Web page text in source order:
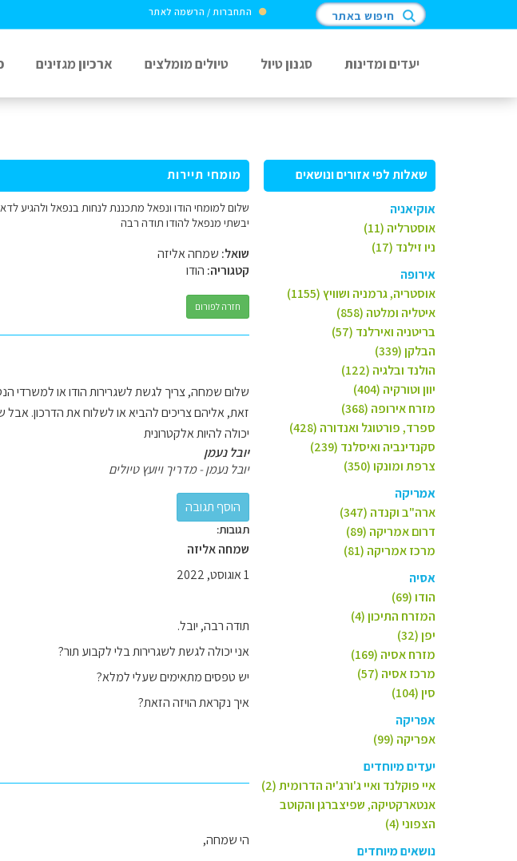
התחברות / הרשמה לאתר חיפוש באתר
יעדים ומדינות סגנון טיול טיולים מומלצים ארכיון מגזינים
שאלות לפי אזורים ונושאים
אוקיאניה
אוסטרליה (11)
ניו זילנד (17)
אירופה
אוסטריה, גרמניה ושוויץ (1155)
איטליה ומלטה (858)
בריטניה ואירלנד (57)
הבלקן (339)
הולנד ובלגיה (122)
יוון וטורקיה (404)
מזרח אירופה (368)
ספרד, פורטוגל ואנדורה (428)
סקנדינביה ואיסלנד (239)
צרפת ומונקו (350)
אמריקה
ארה"ב וקנדה (347)
דרום אמריקה (89)
מרכז אמריקה (81)
אסיה
הודו (69)
המזרח התיכון (4)
יפן (32)
מזרח אסיה (169)
מרכז אסיה (57)
סין (104)
אפריקה
אפריקה (99)
יעדים מיוחדים
איי פוקלנד ואיי ג'ורג'יה הדרומית (2)
אנטארקטיקה, שפיצברגן והקוטב
הצפוני (4)
נושאים מיוחדים
מומחי תיירות
יבשתי מנפאל להודו תודה רבה
שואל: שמחה אליזה
קטגוריה: הודו
חזרה לפורום
שלום שמחה, צריך לגשת לשגרירות הודו או למשרדי
זאת, אליהם צריכים להביא או לשלוח את הדרכון. אבל
יכולה להיות אלקטרונית
יובל נעמן
יובל נעמן - מדריך ויועץ טיולים
תגובות:
שמחה אליזה
1 אוגוסט, 2022
תודה רבה, יובל.
אני יכולה לגשת לשגרירות בלי לקבוע תור?
יש טפסים מתאימים שעלי למלא?
איך נקראת הויזה הזאת?
הי שמחה,